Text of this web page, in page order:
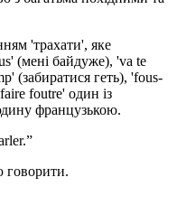
'трахати', яке
(мені байдуже), 'va te
(забиратися геть), 'fous-
foutre' один із
французькою.
”
говорити.